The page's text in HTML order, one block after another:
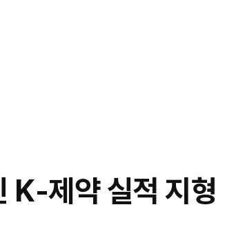
제약 실적 지형